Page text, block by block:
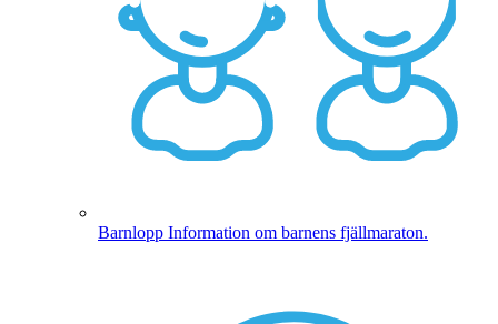
Barnlopp Information om barnens fjällmaraton.